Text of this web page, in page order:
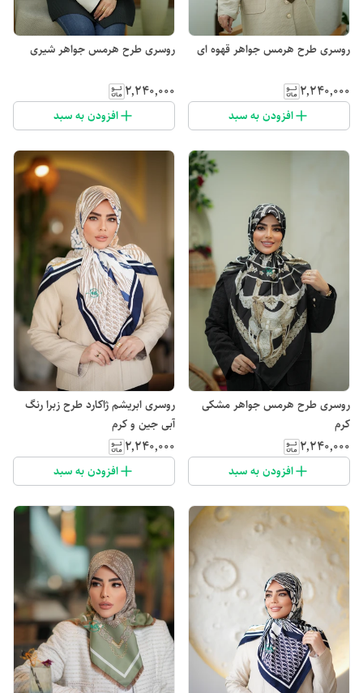
روسری طرح هرمس جواهر قهوه ای
۲٬۲۴۰٬۰۰۰
افزودن به سبد
روسری طرح هرمس جواهر شیری
۲٬۲۴۰٬۰۰۰
افزودن به سبد
روسری طرح هرمس جواهر مشکی
کرم
۲٬۲۴۰٬۰۰۰
افزودن به سبد
روسری ابریشم ژاکارد طرح زبرا رنگ
آبی جین و کرم
۲٬۲۴۰٬۰۰۰
افزودن به سبد